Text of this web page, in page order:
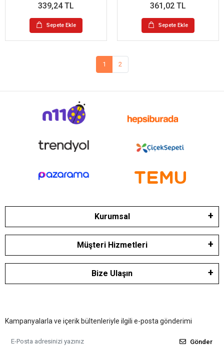
339,24 TL
Sepete Ekle
361,02 TL
Sepete Ekle
1 2
Kurumsal
Müşteri Hizmetleri
Bize Ulaşın
Kampanyalarla ve içerik bültenleriyle ilgili e-posta gönderimi
Gönder